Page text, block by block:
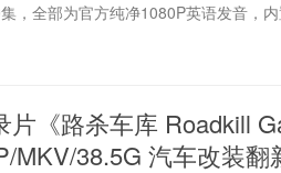
，全部为官方纯净1080P英语发音，
片《路杀车库 Roadkill
MKV/38.5G 汽车改装翻